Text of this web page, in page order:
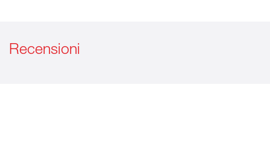
Recensioni